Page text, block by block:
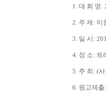
1. 대 회 명:
2. 주 제: 미
3. 일 시:
4. 장 소: 트
5. 주 최: (
6. 원고제출